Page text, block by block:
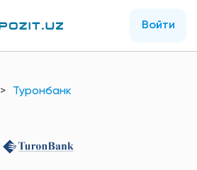
Войти
Туронбанк